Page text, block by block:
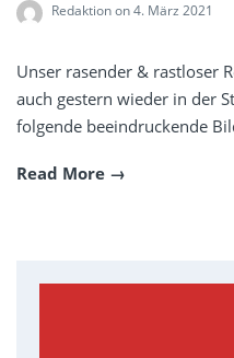
Redaktionon 4. März 2021
Unser rasender & rastloser
auch gestern wieder in der
folgende beeindruckende
Read More